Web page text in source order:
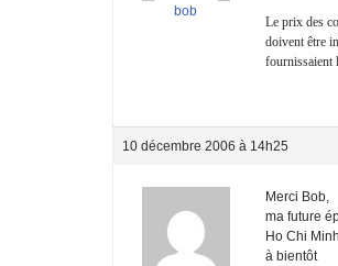
bob
Le prix des
doivent être
fournissaient
10 décembre 2006 à 14h25
Merci Bob,
ma future
Ho Chi Minh
à bientôt